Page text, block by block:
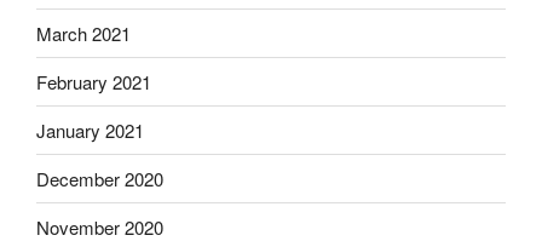
March 2021
February 2021
January 2021
December 2020
November 2020